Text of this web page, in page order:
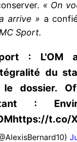
« On
arrive » a
Sport.
: L'OM
du
dossier.
:
t.co/